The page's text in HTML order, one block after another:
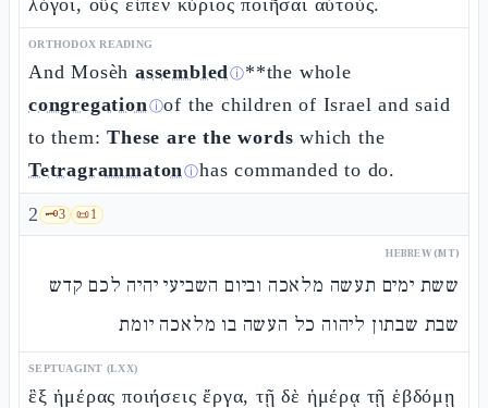
λόγοι, οὓς εἶπεν κύριος ποιῆσαι αὐτούς.
ORTHODOX READING
And Mosèh assembledⓘ**the whole
congregationⓘof the children of Israel and said
to them:These are the words which the
Tetragrammatonⓘhas commanded to do.
2 🗝️3 📜1
HEBREW (MT)
ששת ימים תעשה מלאכה וביום השביעי יהיה לכם קדש
שבת שבתון ליהוה כל העשה בו מלאכה יומת
SEPTUAGINT (LXX)
ἓξ ἡμέρας ποιήσεις ἔργα, τῇ δὲ ἡμέρᾳ τῇ ἑβδόμῃ